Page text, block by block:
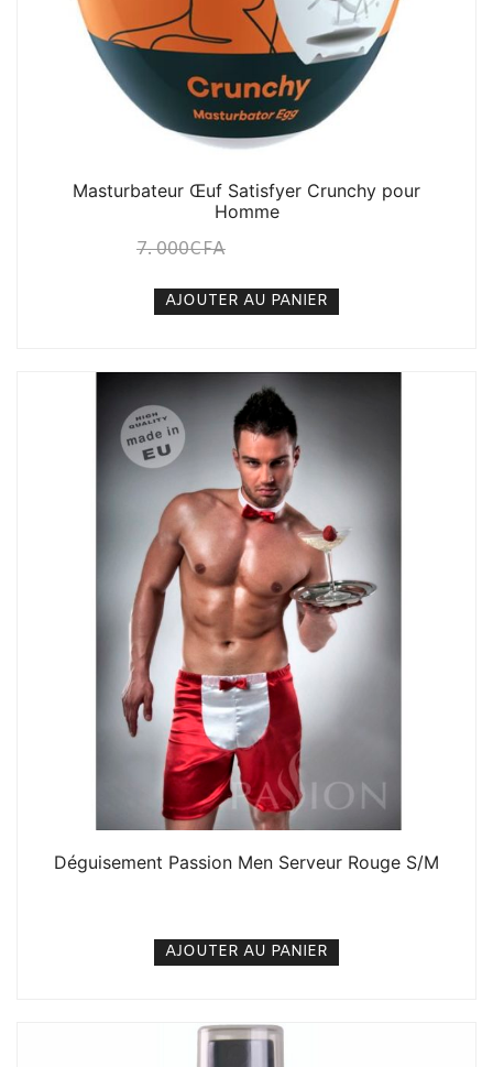
Masturbateur Œuf Satisfyer Crunchy pour
Homme
7. 000CFA
AJOUTER AU PANIER
Déguisement Passion Men Serveur Rouge S/M
AJOUTER AU PANIER